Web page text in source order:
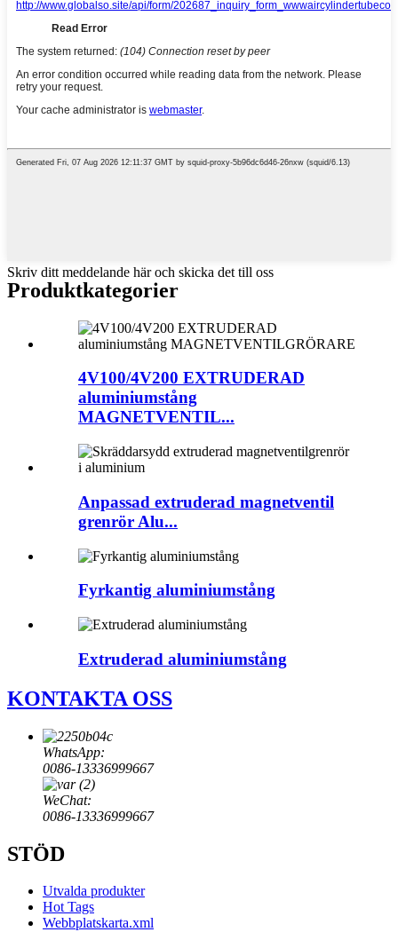
Skriv ditt meddelande här och skicka det till oss
Produktkategorier
4V100/4V200 EXTRUDERAD
aluminiumstång
MAGNETVENTIL...
Anpassad extruderad magnetventil
grenrör Alu...
Fyrkantig aluminiumstång
Extruderad aluminiumstång
KONTAKTA OSS
WhatsApp:
0086-13336999667
WeChat:
0086-13336999667
STÖD
Utvalda produkter
Hot Tags
Webbplatskarta.xml